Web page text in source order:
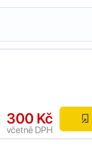
300 Kč
včetně DPH